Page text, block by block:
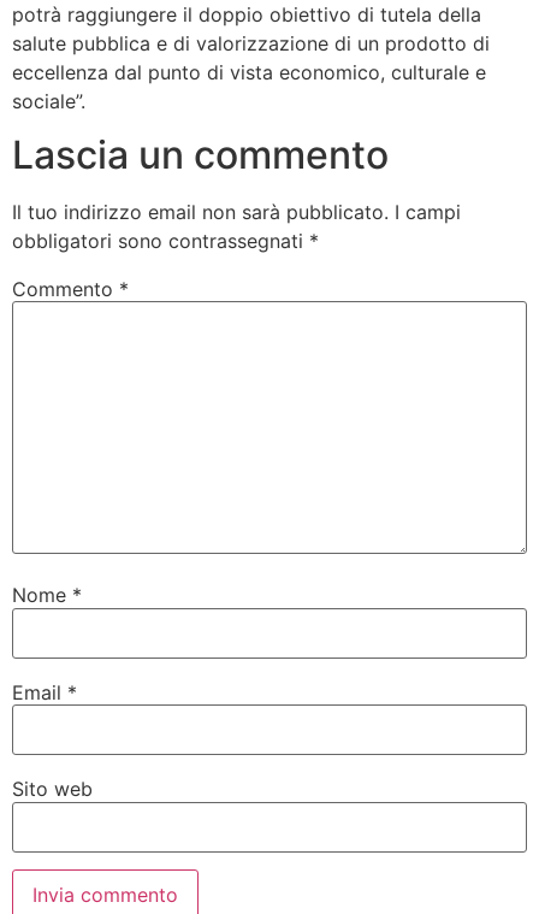
potrà raggiungere il doppio obiettivo di tutela della
salute pubblica e di valorizzazione di un prodotto di
eccellenza dal punto di vista economico, culturale e
sociale”.
Lascia un commento
Il tuo indirizzo email non sarà pubblicato. I campi
obbligatori sono contrassegnati *
Commento *
Nome *
Email *
Sito web